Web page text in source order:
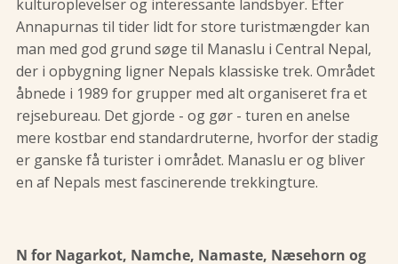
kulturoplevelser og interessante landsbyer. Efter
Annapurnas til tider lidt for store turistmængder kan
man med god grund søge til Manaslu i Central Nepal,
der i opbygning ligner Nepals klassiske trek. Området
åbnede i 1989 for grupper med alt organiseret fra et
rejsebureau. Det gjorde - og gør - turen en anelse
mere kostbar end standardruterne, hvorfor der stadig
er ganske få turister i området. Manaslu er og bliver
en af Nepals mest fascinerende trekkingture.
N for Nagarkot, Namche, Namaste, Næsehorn og